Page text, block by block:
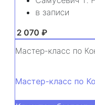
в записи
от 2 070 ₽
Мастер-класс по
Мастер-класс по